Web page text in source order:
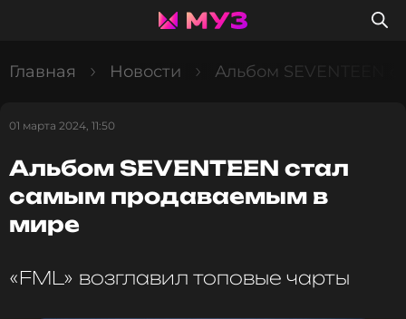
Главная Новости Альбом SEVENTEEN
01 марта 2024, 11:50
Альбом SEVENTEEN стал
самым продаваемым в
мире
«FML» возглавил топовые чарты